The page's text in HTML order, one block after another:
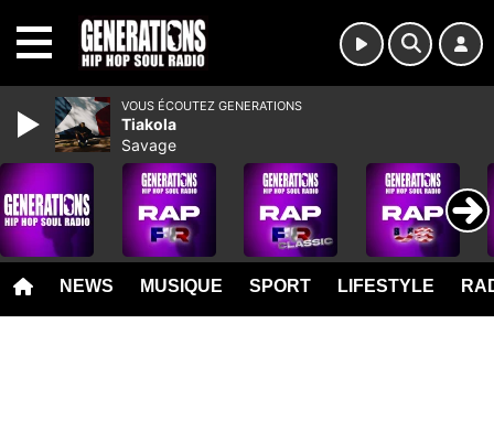
NEWS MUSIQUE SPORT LIFESTYLE
VOUS ÉCOUTEZ GENERATIONS
Tiakola
Savage